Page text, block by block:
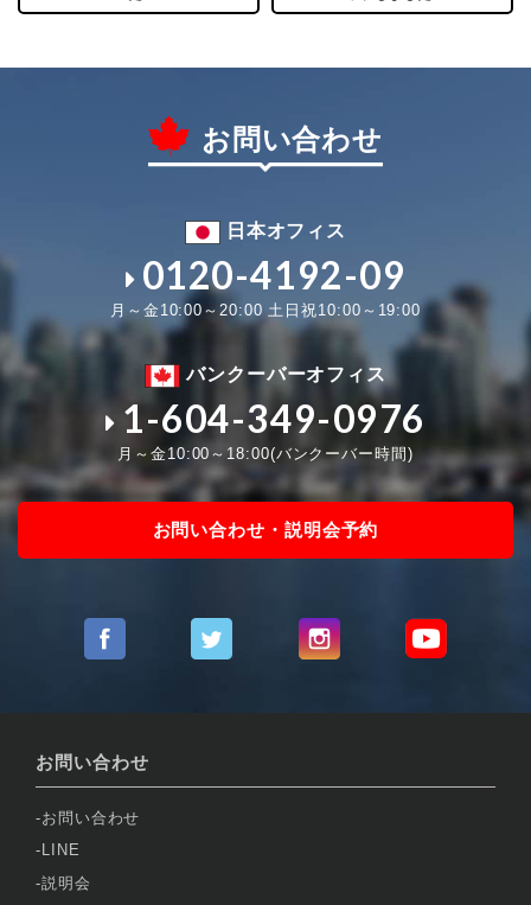
お問い合わせ
日本オフィス
0120-4192-09
月～金10:00～20:00 土日祝10:00～19:00
バンクーバーオフィス
1-604-349-0976
月～金10:00～18:00(バンクーバー時間)
お問い合わせ・説明会予約
お問い合わせ
お問い合わせ
LINE
説明会